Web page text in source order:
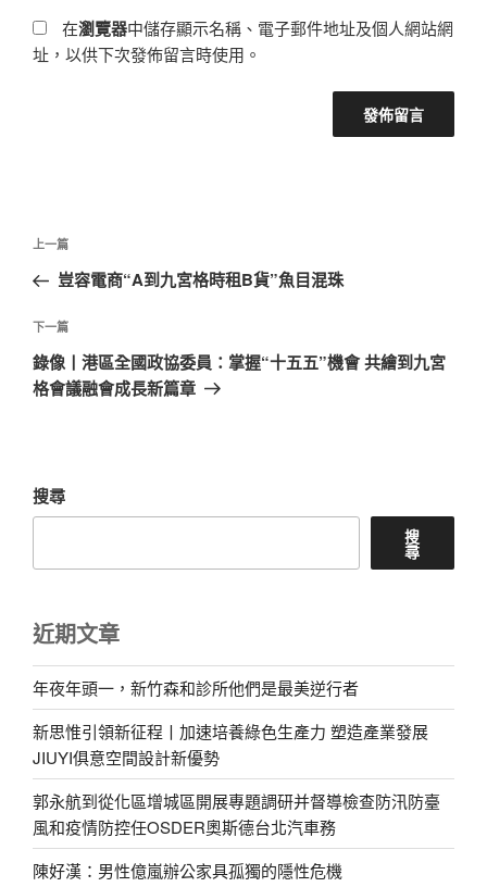
在瀏覽器中儲存顯示名稱、電子郵件地址及個人網站網
址，以供下次發佈留言時使用。
文
導
覽
上
一
文
章
上一篇
豈容電商“A到九宮格時租B貨”魚目混珠
下
一
篇
下一篇
錄像丨港區全國政協委員：掌握“十五五”機會 共繪到九宮
格會議融會成長新篇章
搜尋
搜
尋
近期文章
年夜年頭一，新竹森和診所他們是最美逆行者
新思惟引領新征程丨加速培養綠色生產力 塑造產業發展
JIUYI俱意空間設計新優勢
郭永航到從化區增城區開展專題調研并督導檢查防汛防臺
風和疫情防控任OSDER奧斯德台北汽車務
陳好漢：男性億嵐辦公家具孤獨的隱性危機